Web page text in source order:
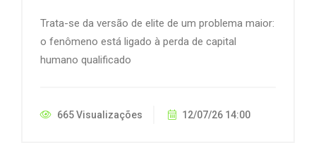
Trata-se da versão de elite de um problema maior:
o fenômeno está ligado à perda de capital
humano qualificado
665 Visualizações 12/07/26 14:00